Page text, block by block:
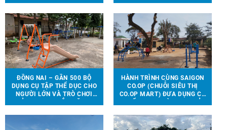
ĐỒNG NAI – GẦN 500 BỘ
DỤNG CỤ TẬP THỂ DỤC CHO
NGƯỜI LỚN VÀ TRÒ CHƠI
HÀNH TRÌNH CÙNG SAIGON
CO.OP (CHUỖI SIÊU THỊ
CO.OP MART) ĐƯA DỤNG CỤ
HỌC TẠI 6 TỈNH THÀNH